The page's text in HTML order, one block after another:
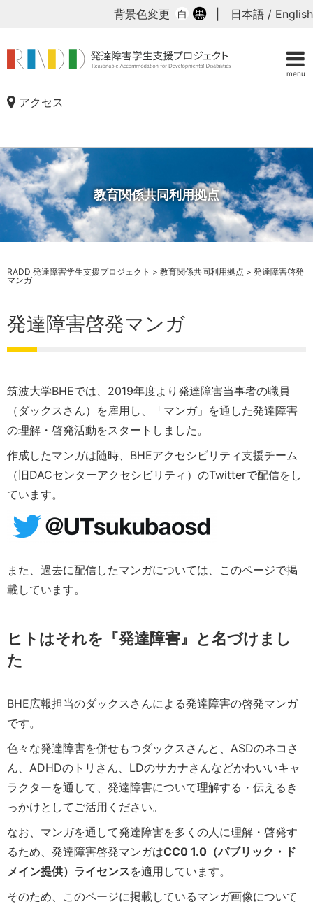
menu
背景色変更 白 黒 日本語 / English
アクセス
教育関係共同利用拠点
RADD 発達障害学生支援プロジェクト > 教育関係共同利用拠点 > 発達障害啓発
マンガ
発達障害啓発マンガ
筑波大学BHEでは、2019年度より発達障害当事者の職員
（ダックスさん）を雇用し、「マンガ」を通した発達障害
の理解・啓発活動をスタートしました。
作成したマンガは随時、BHEアクセシビリティ支援チーム
（旧DACセンターアクセシビリティ）のTwitterで配信をし
ています。
また、過去に配信したマンガについては、このページで掲
載しています。
ヒトはそれを『発達障害』と名づけまし
た
BHE広報担当のダックスさんによる発達障害の啓発マンガ
です。
色々な発達障害を併せもつダックスさんと、ASDのネコさ
ん、ADHDのトリさん、LDのサカナさんなどかわいいキャ
ラクターを通して、発達障害について理解する・伝えるき
っかけとしてご活用ください。
なお、マンガを通して発達障害を多くの人に理解・啓発す
るため、発達障害啓発マンガはCC0 1.0（パブリック・ド
メイン提供）ライセンスを適用しています。
そのため、このページに掲載しているマンガ画像について